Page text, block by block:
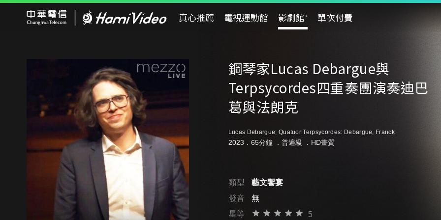
真心推薦 電視運動館 影劇館⁺ 單次付費
鋼琴家Lucas Debargue與
Terpsycordes四重奏團演奏迪巴
葛與法朗克
Lucas Debargue, Quatuor Terpsycordes: Debargue, Franck
2023．65分鐘 ． 普遍級 ．HD畫質
類型
藝文饗宴
發音
無
星等
5